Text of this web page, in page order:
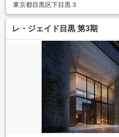
東京都目黒区下目黒３
レ・ジェイド目黒 第3期